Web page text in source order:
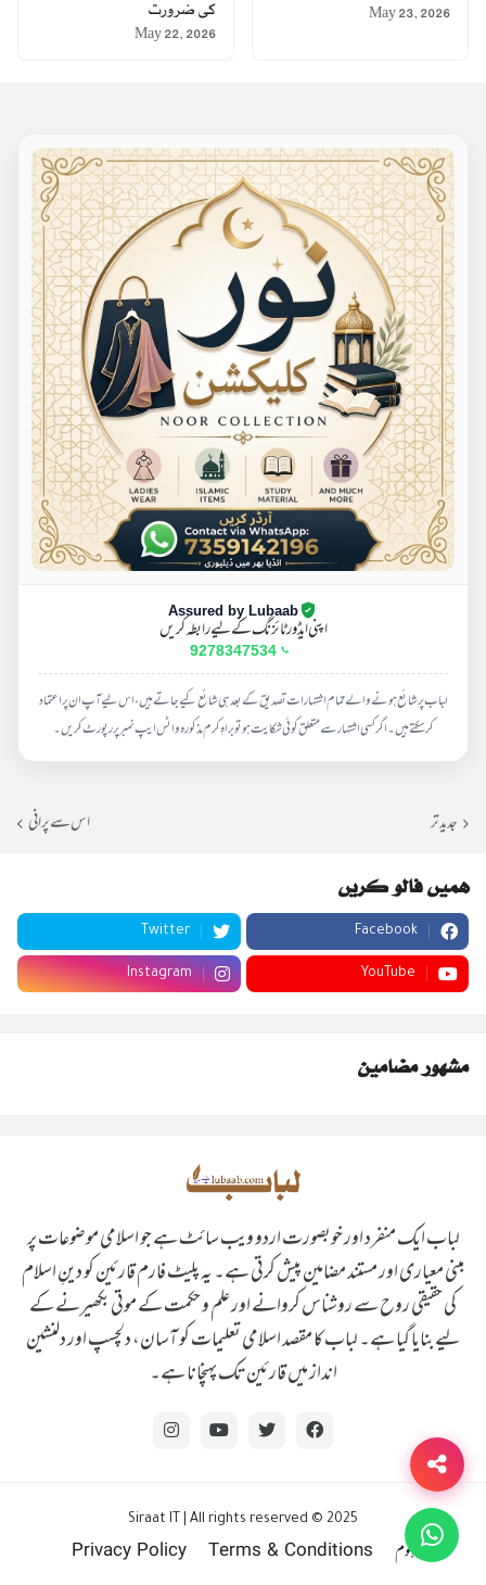
May 23, 2026
کی ضرورت
May 22, 2026
Assured by Lubaab
اپنی ایڈورٹائزنگ کے لیے رابطہ کریں
9278347534
لباب پر شائع ہونے والے تمام اشتہارات تصدیق کے بعد ہی شائع کیے جاتے ہیں، اس لیے آپ ان پر اعتماد
کر سکتے ہیں۔ اگر کسی اشتہار سے متعلق کوئی شکایت ہو تو براہِ کرم مذکورہ واٹس ایپ نمبر پر رپورٹ کریں۔
جدید تر اس سے پرانی
ہمیں فالو کریں
Facebook
Twitter
YouTube
Instagram
مشہور مضامین
لباب ایک منفرد اور خوبصورت اردو ویب سائٹ ہے جو اسلامی موضوعات پر
مبنی معیاری اور مستند مضامین پیش کرتی ہے۔ یہ پلیٹ فارم قارئین کو دینِ اسلام
کی حقیقی روح سے روشناس کروانے اور علم و حکمت کے موتی بکھیرنے کے
لیے بنایا گیا ہے۔ لباب کا مقصد اسلامی تعلیمات کو آسان، دلچسپ اور دلنشین
انداز میں قارئین تک پہنچانا ہے۔
Siraat IT | All rights reserved © 2025
ہوم Terms & Conditions
Privacy Policy